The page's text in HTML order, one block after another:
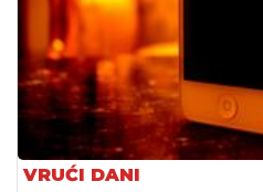
VRUĆI DANI